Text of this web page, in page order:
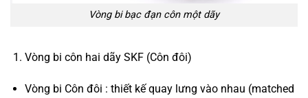
Vòng bi bạc đạn côn một dãy
Vòng bi côn hai dãy SKF (Côn đôi)
Vòng bi Côn đôi : thiết kế quay lưng vào nhau (matched